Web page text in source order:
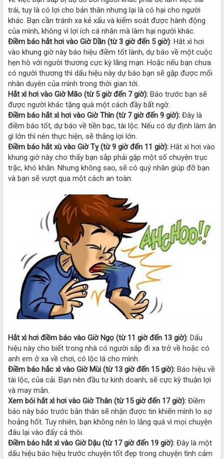
trái, tuy là có lợi cho bản thân nhưng lại là có hại cho người
khác. Bạn cần tránh xa kẻ xấu và kiểm soát được hành động
của mình, không vì lợi ích cá nhân mà làm hại người khác.
Điềm báo hắt hơi vào Giờ Dần (từ 3 giờ đến 5 giờ): Hắt xì hơi
vào khung giờ này báo hiệu điềm tốt lành, dự báo về một cuộc
hẹn hò với người thương cực kỳ lãng mạn. Hoặc nếu bạn chưa
có người thương thì dấu hiệu này dự báo bạn sẽ gặp được mối
nhân duyên của mình trong thời gian tới.
Hắt xì hơi vào Giờ Mão (từ 5 giờ đến 7 giờ): Báo trước bạn sẽ
được người khác tặng quà một cách đầy bất ngờ.
Điềm báo hắt xì hơi vào Giờ Thìn (từ 7 giờ đến 9 giờ): Đây là
điềm báo tốt, dự báo về tiền bạc, tài lộc. Nếu có dự định làm ăn
gì lớn thì nên thực hiện, sẽ thắng lợi lớn.
Điềm báo hắt xù vào Giờ Tỵ (từ 9 giờ đến 11 giờ): Hắt xì hơi vào
khung giờ này cho thấy bạn sắp phải gặp một số chuyện trục
trặc, khó khăn. Nhưng không sao, sẽ có quý nhân giúp đỡ bạn
và bạn sẽ vượt qua một cách an toàn.
Hắt xì hơi điềm báo vào Giờ Ngọ (từ 11 giờ đến 13 giờ): Dấu
hiệu này cho biết trong nhà có người sắp đi xa trở về hoặc có
anh em ở xa về chơi, có lộc lá cho mình.
Điềm báo hắc xì vào Giờ Mùi (từ 13 giờ đến 15 giờ): Báo hiệu về
tài lộc, của cải. Bạn nên đầu tư kinh doanh, sẽ cực kỳ thuận lợi
và may mắn.
Xem bói hắt xì hơi vào Giờ Thân (từ 15 giờ đến 17 giờ): Điềm
báo này báo trước bản thân sẽ nhận được tin khiến mình lo sợ
hoảng hốt. Tuy nhiên, bạn không nên lo lắng quá vì mọi chuyện
đâu lại vào đấy cả thôi.
Điềm báo hắt xì vào Giờ Dậu (từ 17 giờ đến 19 giờ): Đây là một
dấu hiệu báo hiệu trước chuyện tốt đẹp trong chuyện tình cảm